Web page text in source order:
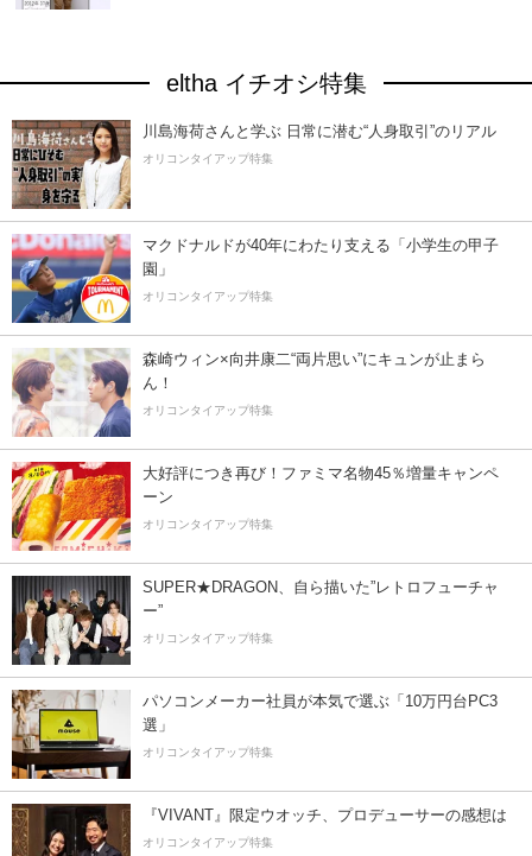
eltha イチオシ特集
川島海荷さんと学ぶ 日常に潜む“人身取引”のリアル
オリコンタイアップ特集
マクドナルドが40年にわたり支える「小学生の甲子
園」
オリコンタイアップ特集
森崎ウィン×向井康二“両片思い”にキュンが止まら
ん！
オリコンタイアップ特集
大好評につき再び！ファミマ名物45％増量キャンペ
ーン
オリコンタイアップ特集
SUPER★DRAGON、自ら描いた”レトロフューチャ
ー”
オリコンタイアップ特集
パソコンメーカー社員が本気で選ぶ「10万円台PC3
選」
オリコンタイアップ特集
『VIVANT』限定ウオッチ、プロデューサーの感想は
オリコンタイアップ特集